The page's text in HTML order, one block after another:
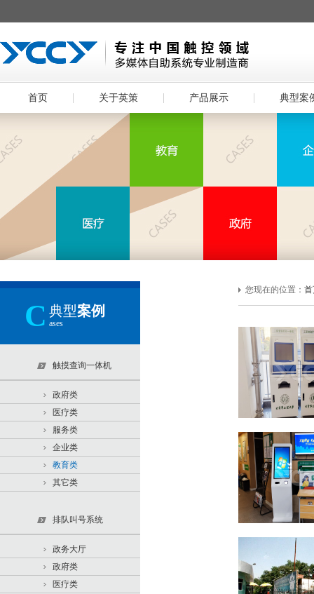
首页 关于英策 产品展示 典型案
C 典型案例
ases
触摸查询一体机
政府类
医疗类
服务类
企业类
教育类
其它类
排队叫号系统
政务大厅
政府类
医疗类
您现在的位置：